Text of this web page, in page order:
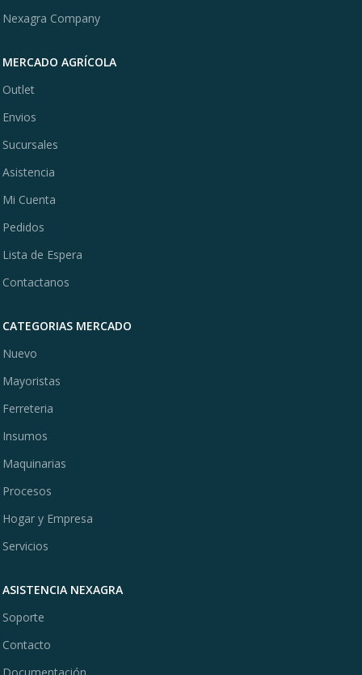
Nexagra Company
MERCADO AGRÍCOLA
Outlet
Envios
Sucursales
Asistencia
Mi Cuenta
Pedidos
Lista de Espera
Contactanos
CATEGORIAS MERCADO
Nuevo
Mayoristas
Ferreteria
Insumos
Maquinarias
Procesos
Hogar y Empresa
Servicios
ASISTENCIA NEXAGRA
Soporte
Contacto